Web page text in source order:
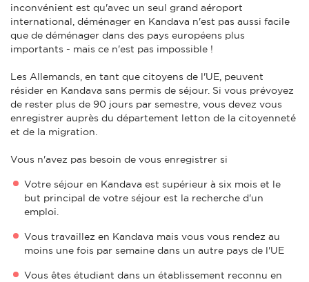
inconvénient est qu'avec un seul grand aéroport
international, déménager en Kandava n'est pas aussi facile
que de déménager dans des pays européens plus
importants - mais ce n'est pas impossible !
Les Allemands, en tant que citoyens de l'UE, peuvent
résider en Kandava sans permis de séjour. Si vous prévoyez
de rester plus de 90 jours par semestre, vous devez vous
enregistrer auprès du département letton de la citoyenneté
et de la migration.
Vous n'avez pas besoin de vous enregistrer si
Votre séjour en Kandava est supérieur à six mois et le
but principal de votre séjour est la recherche d'un
emploi.
Vous travaillez en Kandava mais vous vous rendez au
moins une fois par semaine dans un autre pays de l'UE
Vous êtes étudiant dans un établissement reconnu en